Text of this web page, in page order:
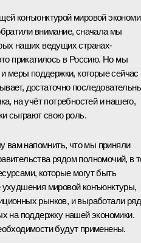
конъюнктурой мировой
внимание, сначала мы
наших ведущих странах-
прикатилось в Россию. Но мы
меры поддержки, которые сейчас
достаточно
на учёт потребностей и нашего,
сыграют свою роль.
вам напомнить, что мы приняли
рядом полномочий, в
которые могут быть
мировой конъюнктуры,
рынков, и выработали ряд
на поддержку нашей экономики.
будут применены.